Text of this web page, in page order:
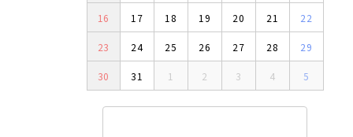
16 17 18 19 20 21 22
23 24 25 26 27 28 29
30 31 1 2 3 4 5